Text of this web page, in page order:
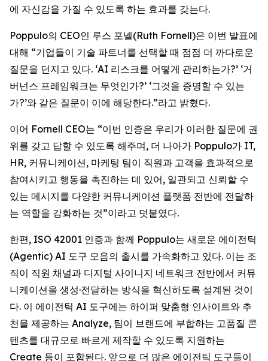
에 자신감을 가질 수 있도록 하는 효과를 갖는다.
Poppulo의 CEO인 루스 포넬(Ruth Fornell)은 이번 발표에
대해 “기업들이 기술 파트너를 선택할 때 점점 더 까다로운
질문을 던지고 있다. ‘AI 리스크를 어떻게 관리하는가?’ ‘거
버넌스 프레임워크는 무엇인가?’ ‘그것을 증명할 수 있는
가?’와 같은 질문이 이에 해당한다.”라고 밝혔다.
이어 Fornell CEO는 “이번 인증은 우리가 이러한 질문에 권
위를 갖고 답할 수 있도록 해주며, 더 나아가 Poppulo가 IT,
HR, 커뮤니케이션, 마케팅 팀이 직원과 고객을 효과적으로
참여시키고 행동을 촉진하는 데 있어, 일관되고 신뢰할 수
있는 메시지를 다양한 커뮤니케이션 플랫폼 전반에 전달하
는 역할을 강화하는 것”이라고 덧붙였다.
한편, ISO 42001 인증과 함께 Poppulo는 새로운 에이전틱
(Agentic) AI 도구 모음의 출시를 가속화하고 있다. 이는 조
직이 직원 채널과 디지털 사이니지 네트워크 전반에서 커뮤
니케이션을 생성·전달하는 방식을 혁신하도록 설계된 것이
다. 이 에이전틱 AI 도구에는 하이퍼 맞춤형 인사이트와 추
천을 제공하는 Analyze, 팀이 브랜드에 부합하는 고품질 콘
텐츠를 대규모로 빠르게 제작할 수 있도록 지원하는
Create 등이 포함된다. 앞으로 더 많은 에이전틱 도구들이